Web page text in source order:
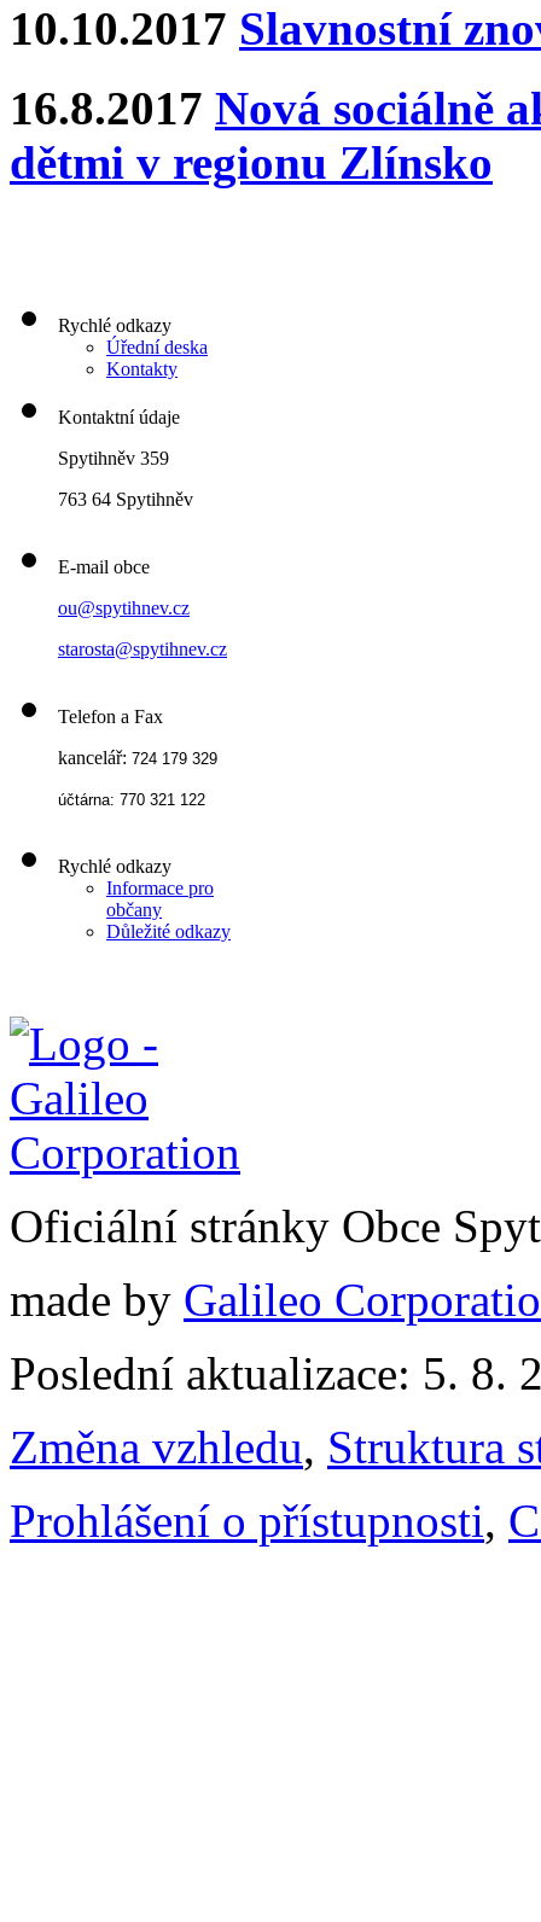
10.10.2017 Slavnostní
16.8.2017 Nová sociálně
dětmi v regionu Zlínsko
Rychlé odkazy
Úřední deska
Kontakty
Kontaktní údaje
Spytihněv 359
763 64 Spytihněv
E-mail obce
ou@spytihnev.cz
starosta@spytihnev.cz
Telefon a Fax
kancelář: 724 179 329
účtárna: 770 321 122
Rychlé odkazy
Informace pro
občany
Důležité odkazy
Oficiální stránky Obce
made by Galileo
Poslední aktualizace: 5. 8.
Změna vzhledu, Struktura
Prohlášení o přístupnosti,